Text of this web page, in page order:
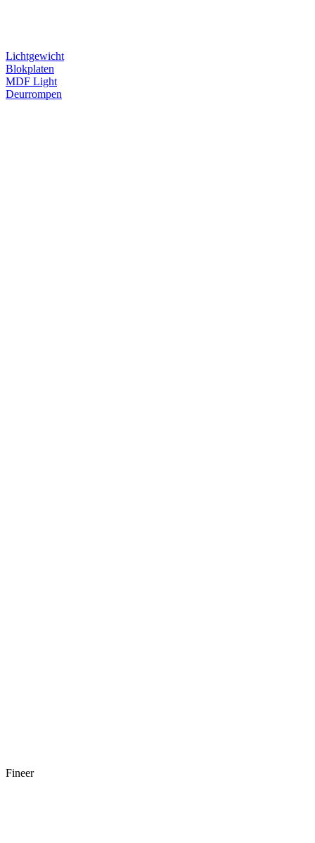
Lichtgewicht
Blokplaten
MDF Light
Deurrompen
Fineer